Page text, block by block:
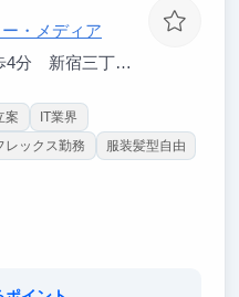
・メディア
宿三丁目駅 徒歩6分
案
IT業界
レックス勤務
服装髪型自由